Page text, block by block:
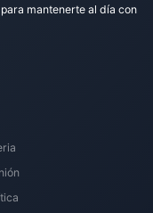
mantenerte al día con